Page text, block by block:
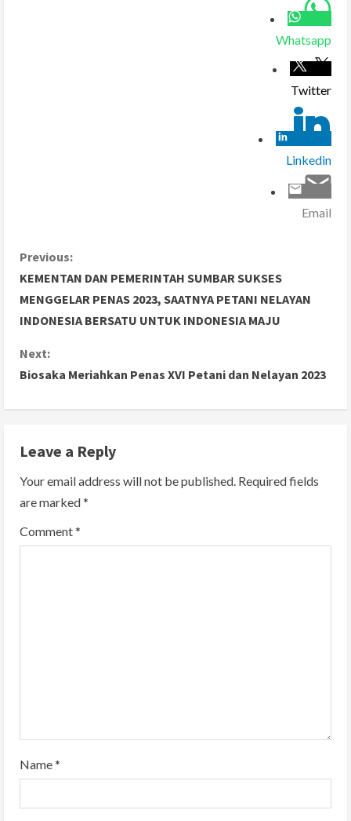
Whatsapp
Twitter
Linkedin
Email
C
o
n
t
u
e
R
Previous:
KEMENTAN DAN PEMERINTAH SUMBAR SUKSES
MENGGELAR PENAS 2023, SAATNYA PETANI NELAYAN
INDONESIA BERSATU UNTUK INDONESIA MAJU
Next:
Biosaka Meriahkan Penas XVI Petani dan Nelayan 2023
Leave a Reply
Your email address will not be published. Required fields
are marked*
Comment*
Name*